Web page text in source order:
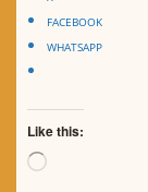
FACEBOOK
WHATSAPP
Like this:
Loading…